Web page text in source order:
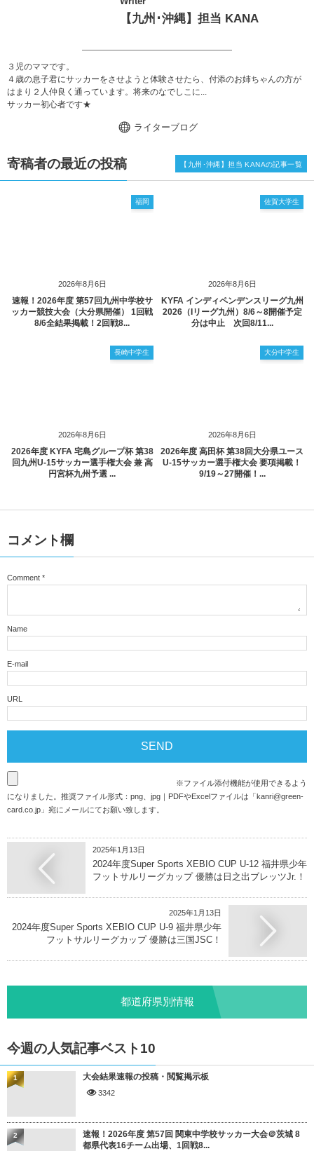
【九州･沖縄】担当 KANA
３児のママです。
４歳の息子君にサッカーをさせようと体験させたら、付添のお姉ちゃんの方が
はまり２人仲良く通っています。将来のなでしこに...
サッカー初心者です★
ライターブログ
寄稿者の最近の投稿
2026年8月6日
福岡
速報！2026年度 第57回九州中学校サ
ッカー競技大会（大分県開催） 1回戦
8/6全結果掲載！2回戦8...
2026年8月6日
佐賀大学生
KYFA インディペンデンスリーグ九州
2026（Iリーグ九州）8/6～8開催予定
分は中止 次回8/11...
2026年8月6日
長崎中学生
2026年度 KYFA 宅島グループ杯 第38
回九州U-15サッカー選手権大会 兼 高
円宮杯九州予選 ...
2026年8月6日
大分中学生
2026年度 高田杯 第38回大分県ユース
U-15サッカー選手権大会 要項掲載！
9/19～27開催！...
【九州･沖縄】担当 KANAの記事一覧
コメント欄
Comment *
Name
E-mail
URL
※ファイル添付機能が使用できるよう
になりました。推奨ファイル形式：png、jpg｜PDFやExcelファイルは「kanri@green-
card.co.jp 」宛にメールにてお願い致します。
2025年1月13日
2024年度Super Sports XEBIO CUP U-12 福井県少年
フットサルリーグカップ 優勝は日之出ブレッツJr.！
2025年1月13日
2024年度Super Sports XEBIO CUP U-9 福井県少年
フットサルリーグカップ 優勝は三国JSC！
都道府県別情報
今週の人気記事ベスト10
大会結果速報の投稿・閲覧掲示板
3342
1
速報！2026年度 第57回 関東中学校サッカー大会＠茨城 8
都県代表16チーム出場、1回戦8...
2